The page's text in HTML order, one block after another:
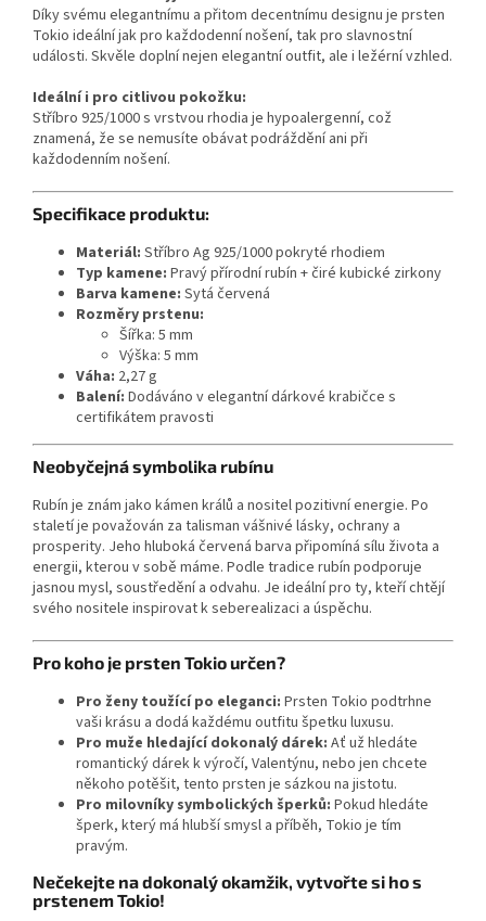
Díky svému elegantnímu a přitom decentnímu designu je prsten
Tokio ideální jak pro každodenní nošení, tak pro slavnostní
události. Skvěle doplní nejen elegantní outfit, ale i ležérní vzhled.
Ideální i pro citlivou pokožku:
Stříbro 925/1000 s vrstvou rhodia je hypoalergenní, což
znamená, že se nemusíte obávat podráždění ani při
každodenním nošení.
Specifikace produktu:
Materiál: Stříbro Ag 925/1000 pokryté rhodiem
Typ kamene: Pravý přírodní rubín + čiré kubické zirkony
Barva kamene: Sytá červená
Rozměry prstenu:
Šířka: 5 mm
Výška: 5 mm
Váha: 2,27 g
Balení: Dodáváno v elegantní dárkové krabičce s
certifikátem pravosti
Neobyčejná symbolika rubínu
Rubín je znám jako kámen králů a nositel pozitivní energie. Po
staletí je považován za talisman vášnivé lásky, ochrany a
prosperity. Jeho hluboká červená barva připomíná sílu života a
energii, kterou v sobě máme. Podle tradice rubín podporuje
jasnou mysl, soustředění a odvahu. Je ideální pro ty, kteří chtějí
svého nositele inspirovat k seberealizaci a úspěchu.
Pro koho je prsten Tokio určen?
Pro ženy toužící po eleganci: Prsten Tokio podtrhne
vaši krásu a dodá každému outfitu špetku luxusu.
Pro muže hledající dokonalý dárek: Ať už hledáte
romantický dárek k výročí, Valentýnu, nebo jen chcete
někoho potěšit, tento prsten je sázkou na jistotu.
Pro milovníky symbolických šperků: Pokud hledáte
šperk, který má hlubší smysl a příběh, Tokio je tím
pravým.
Nečekejte na dokonalý okamžik, vytvořte si ho s
prstenem Tokio!